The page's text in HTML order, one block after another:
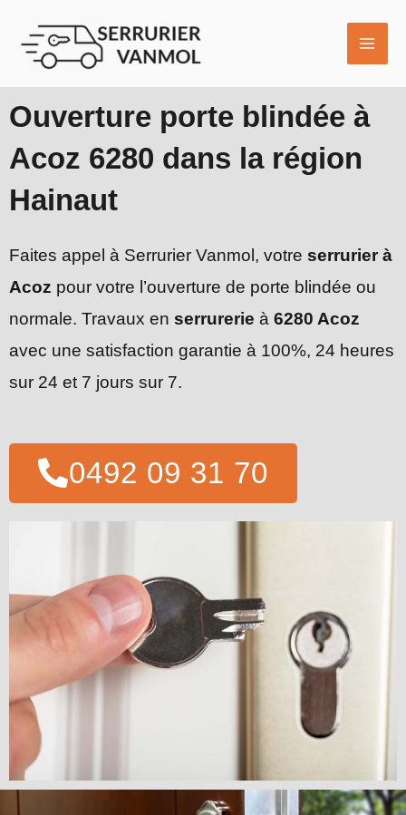
contenu
Ouverture porte blindée à
Acoz 6280 dans la région
Hainaut
Faites appel à Serrurier Vanmol, votre serrurier à
Acoz pour votre l’ouverture de porte blindée ou
normale. Travaux en serrurerie à 6280 Acoz
avec une satisfaction garantie à 100%, 24 heures
sur 24 et 7 jours sur 7.
0492 09 31 70